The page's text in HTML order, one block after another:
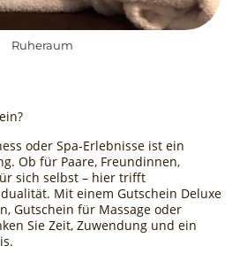
Ruheraum
oder Spa-Erlebnisse ist ein
Ob für Paare, Freundinnen,
sich selbst – hier trifft
Mit einem Gutschein Deluxe
Gutschein für Massage oder
Sie Zeit, Zuwendung und ein